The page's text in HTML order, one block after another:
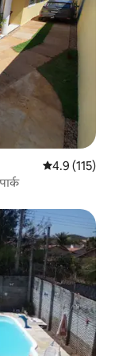
औसत रेटिंग 5 में
4.9 (115)